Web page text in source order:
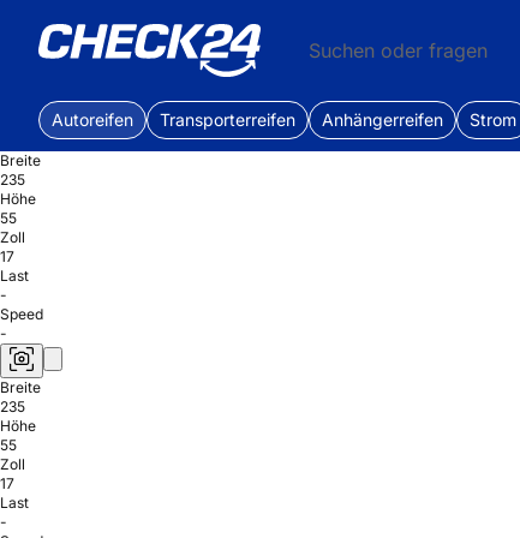
Suchen oder fragen
Autoreifen Transporterreifen Anhängerreifen Strom
Breite
235
Höhe
55
Zoll
17
Last
-
Speed
-
Breite
235
Höhe
55
Zoll
17
Last
-